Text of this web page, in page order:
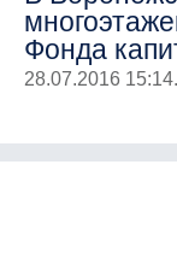
Фонда
28.07.2016 15:14.